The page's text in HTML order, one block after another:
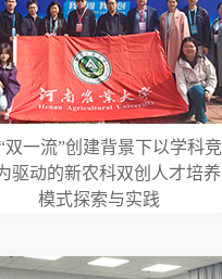
双一流”创建背景下以学科竞
驱动的新农科双创人才培养
模式探索与实践